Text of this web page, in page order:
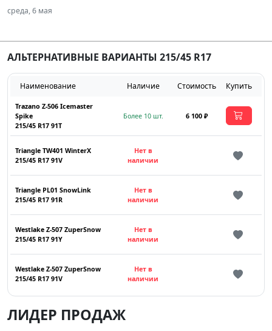
среда, 6 мая
АЛЬТЕРНАТИВНЫЕ ВАРИАНТЫ 215/45 R17
Наименование Наличие Стоимость Купить
Trazano Z-506 Icemaster
Spike
215/45 R17 91T
Более 10 шт. 6 100 ₽
Triangle TW401 WinterX
215/45 R17 91V
Нет в
наличии
Triangle PL01 SnowLink
215/45 R17 91R
Нет в
наличии
Westlake Z-507 ZuperSnow
215/45 R17 91Y
Нет в
наличии
Westlake Z-507 ZuperSnow
215/45 R17 91V
Нет в
наличии
ЛИДЕР ПРОДАЖ